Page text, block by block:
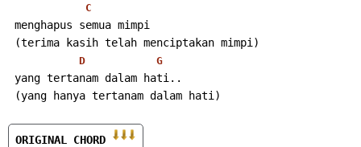
C
menghapus semua mimpi
(terima kasih telah menciptakan mimpi)
D G
yang tertanam dalam hati..
(yang hanya tertanam dalam hati)
ORIGINAL CHORD